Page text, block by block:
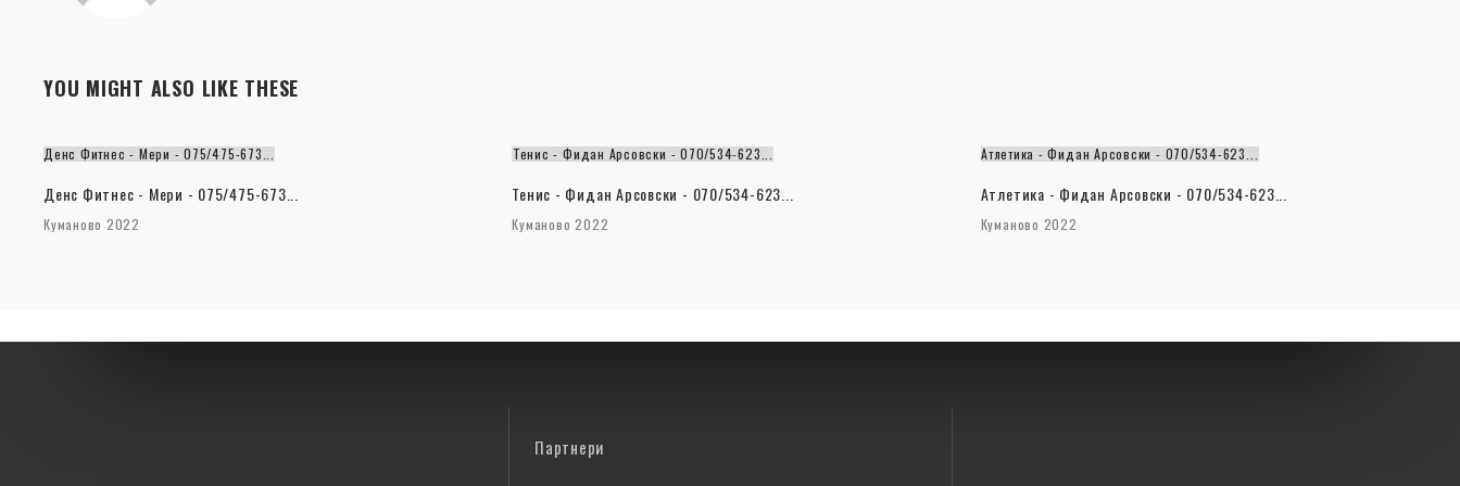
YOU MIGHT ALSO LIKE THESE
Денс Фитнес - Мери - 075/475-673...
Денс Фитнес - Мери - 075/475-673...
Куманово 2022
Тенис - Фидан Арсовски - 070/534-623...
Тенис - Фидан Арсовски - 070/534-623...
Куманово 2022
Атлетика - Фидан Арсовски - 070/534-623...
Атлетика - Фидан Арсовски - 070/534-623...
Куманово 2022
Партнери